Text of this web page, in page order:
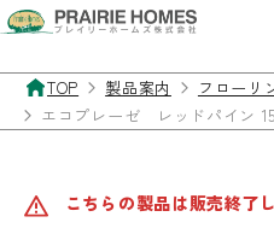
TOP 製品案内
フローリ
エコプレーゼ レッドパイン
こちらの製品は販売終了